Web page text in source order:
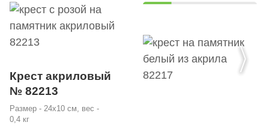
Крест акриловый
№ 82213
Размер - 24х10 см, вес -
0,4 кг